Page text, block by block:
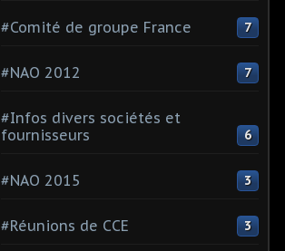
#Comité de groupe France 7
#NAO 2012 7
#Infos divers sociétés et
fournisseurs
6
#NAO 2015 3
#Réunions de CCE 3